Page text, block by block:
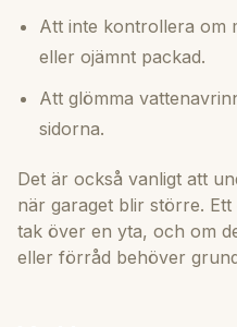
Att inte kontrollera om
eller ojämnt packad.
Att glömma
sidorna.
Det är också vanligt att
när garaget blir större.
tak över en yta, och om
eller förråd behöver